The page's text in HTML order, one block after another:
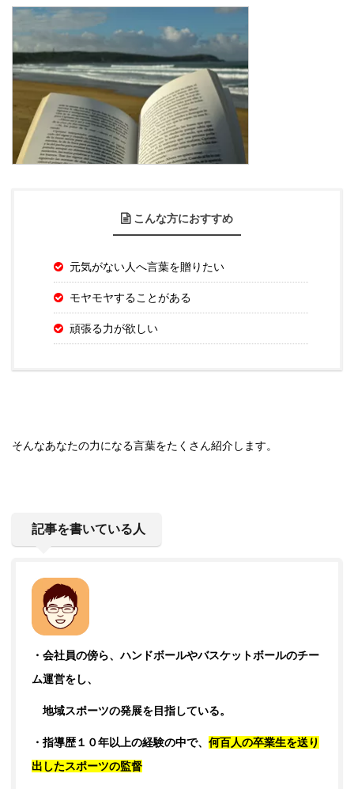
こんな方におすすめ
元気がない人へ言葉を贈りたい
モヤモヤすることがある
頑張る力が欲しい
そんなあなたの力になる言葉をたくさん紹介します。
記事を書いている人
・会社員の傍ら、ハンドボールやバスケットボールのチー
ム運営をし、
地域スポーツの発展を目指している。
・指導歴１０年以上の経験の中で、 何百人の卒業生を送り
出したスポーツの監督